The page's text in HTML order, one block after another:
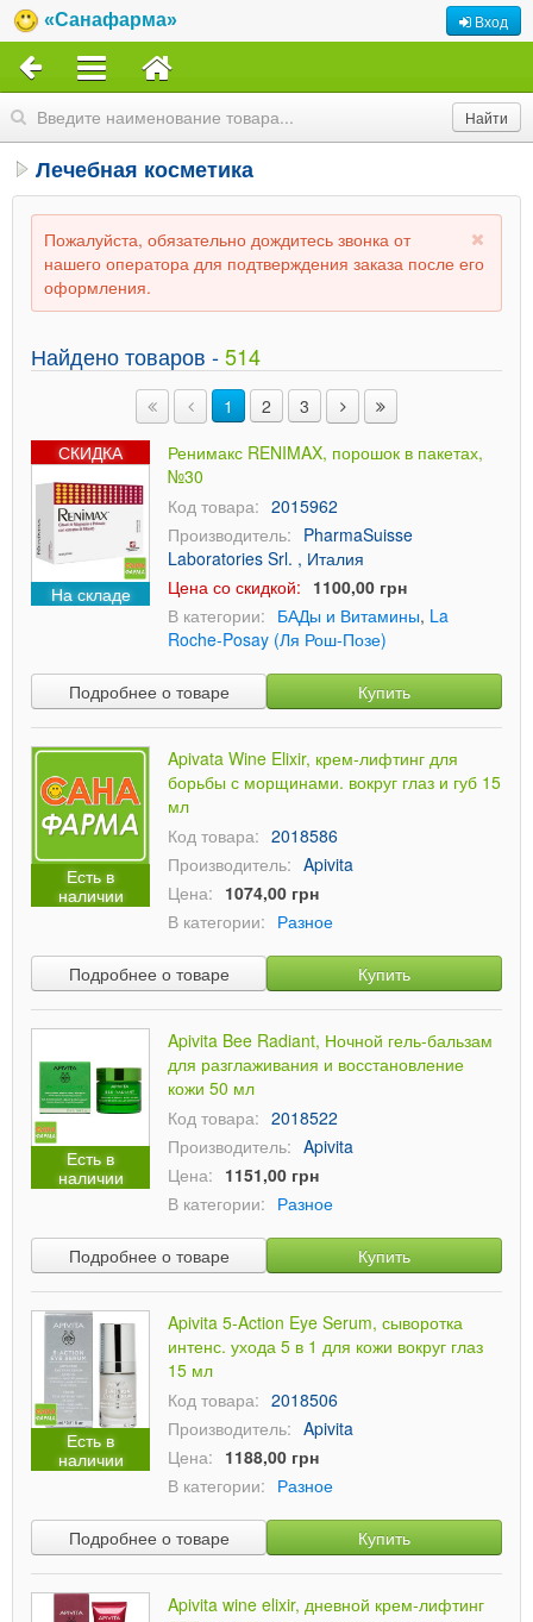
«Санафарма» Вход
Лечебная косметика
Пожалуйста, обязательно дождитесь звонка от
нашего оператора для подтверждения заказа после его
оформления.
Найдено товаров -514
1 2
3
СКИДКА
На складе
Ренимакс RENIMAX, порошок в пакетах,
№30
Код товара: 2015962
Производитель: PharmaSuisse
Laboratories Srl. , Италия
Цена со скидкой: 1100,00 грн
В категории: БАДы и Витамины, La
Roche-Posay (Ля Рош-Позе)
Подробнее о товаре Купить
Есть в
наличии
Apivata Wine Elixir, крем-лифтинг для
борьбы с морщинами. вокруг глаз и губ 15
мл
Код товара: 2018586
Производитель: Apivita
Цена: 1074,00 грн
В категории: Разное
Подробнее о товаре Купить
Есть в
наличии
Apivita Bee Radiant, Ночной гель-бальзам
для разглаживания и восстановление
кожи 50 мл
Код товара: 2018522
Производитель: Apivita
Цена: 1151,00 грн
В категории: Разное
Подробнее о товаре Купить
Есть в
наличии
Apivita 5-Action Eye Serum, сыворотка
интенс. ухода 5 в 1 для кожи вокруг глаз
15 мл
Код товара: 2018506
Производитель: Apivita
Цена: 1188,00 грн
В категории: Разное
Подробнее о товаре Купить
Apivita wine elixir, дневной крем-лифтинг